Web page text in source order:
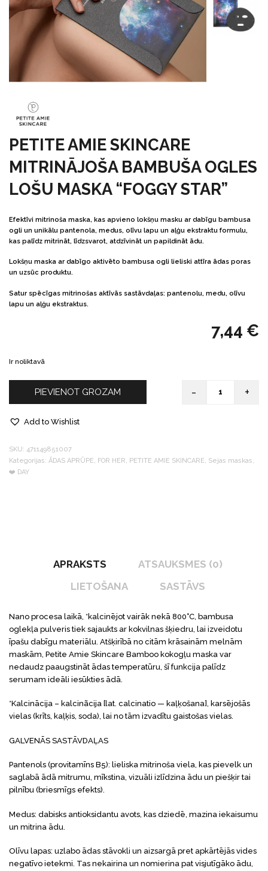
PETITE AMIE SKINCARE
MITRINĀJOŠA BAMBUŠA OGLES
LOŠU MASKA “FOGGY STAR”
Efektīvi mitrinoša maska, kas apvieno lokšņu masku ar dabīgu bambusa
ogli un unikālu pantenola, medus, olīvu lapu un aļģu ekstraktu formulu,
kas palīdz mitrināt, līdzsvarot, atdzīvināt un papildināt ādu.
Lokšņu maska ar dabīgo aktivēto bambusa ogli lieliski attīra ādas poras
un uzsūc produktu.
Satur spēcīgas mitrinošas aktīvās sastāvdaļas: pantenolu, medu, olīvu
lapu un aļģu ekstraktus.
7,44 €
Ir noliktavā
Quantity
- +
PIEVIENOT GROZAM
Add to Wishlist
SKU: 471149851007
Kategorijas: ĀDAS APRŪPE, FOR HER, PETITE AMIE SKINCARE, Sejas maskas,
❤️️ DAY
APRAKSTS
ATSAUKSMES (0)
LIETOŠANA
SASTĀVS
Nano procesa laikā, *kalcinējot vairāk nekā 800°C, bambusa
oglekļa pulveris tiek sajaukts ar kokvilnas šķiedru, lai izveidotu
īpašu dabīgu materiālu. Atšķirībā no citām krāsainām melnām
maskām, Petite Amie Skincare Bamboo kokogļu maska var
nedaudz paaugstināt ādas temperatūru, šī funkcija palīdz
serumam ideāli iesūkties ādā.
*Kalcinācija – kalcinãcija [lat. calcinatio — kaļķošana], karsējošās
vielas (krīts, kaļķis, soda), lai no tām izvadītu gaistošas vielas.
GALVENĀS SASTĀVDAĻAS
Pantenols (provitamīns B5): lieliska mitrinoša viela, kas pievelk un
saglabā ādā mitrumu, mīkstina, vizuāli izlīdzina ādu un piešķir tai
pilnību (briesmīgs efekts).
Medus: dabisks antioksidantu avots, kas dziedē, mazina iekaisumu
un mitrina ādu.
Olīvu lapas: uzlabo ādas stāvokli un aizsargā pret apkārtējās vides
negatīvo ietekmi. Tas nekairina un nomierina pat visjutīgāko ādu,